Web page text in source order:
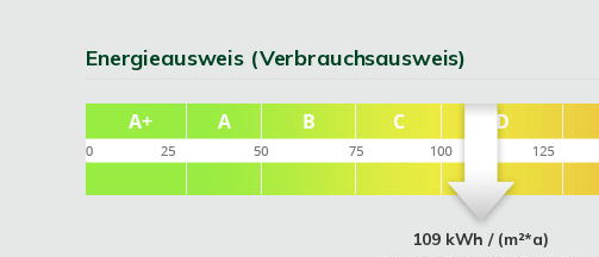
Energieausweis (Verbrauchsausweis)
109 kWh / (m²*a)